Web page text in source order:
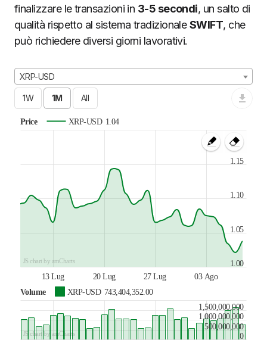
finalizzare le transazioni in 3-5 secondi, un salto di
qualità rispetto al sistema tradizionaleSWIFT, che
può richiedere diversi giorni lavorativi.
XRP-USD
Price XRP-USD 1.04
13 Lug 20 Lug 27 Lug 03 Ago
1.00
1.05
1.10
1.15
JS chart by amCharts
Volume XRP-USD 743,404,352.00
0
500,000,000
1,000,000,000
1,500,000,000
JS chart by amCharts